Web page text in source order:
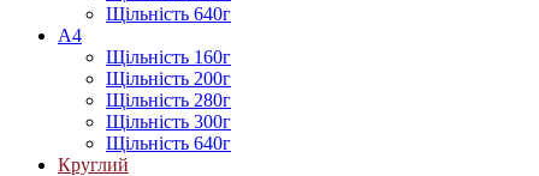
Щільність 640г
А4
Щільність 160г
Щільність 200г
Щільність 280г
Щільність 300г
Щільність 640г
Круглий